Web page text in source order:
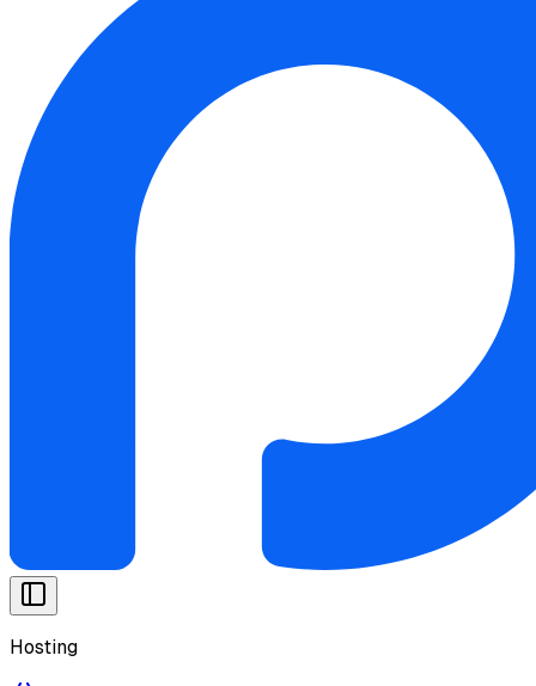
Hosting